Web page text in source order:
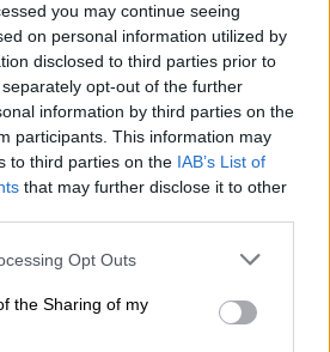
you may continue seeing
on personal information utilized by
disclosed to third parties prior to
opt-out of the further
information by third parties on the
participants. This information may
to third parties on the IAB’s List of
that may further disclose it to other
app uses one or more Google
usage behaviour. You may click to
Google and its third-party tags to
Opt Outs
the Sharing of my
Αθήνας
δεν είναι ανάπλαση το
ή να βάλεις μία
για ένα πείραμα.
έναν πρόχειρο